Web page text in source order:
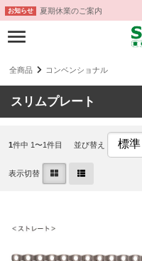
お知らせ 夏期休業のご案内
全商品 コンベンショナル
スリムプレート
1件中 1〜1件目 並び替え
表示切替